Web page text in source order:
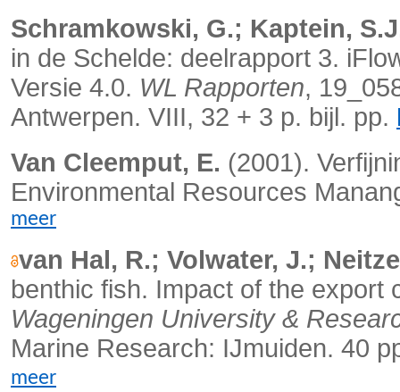
Schramkowski, G.; Kaptein,
in de Schelde: deelrapport 3.
Versie 4.0. WL Rapporten,
Antwerpen. VIII, 32 + 3 p. bijl. pp.
Van Cleemput, E. (2001).
Environmental Resources
meer
van Hal, R.; Volwater, J.;
benthic fish. Impact of the export
Wageningen University &
Marine Research: IJmuiden. 40
meer